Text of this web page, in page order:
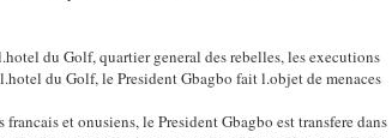
du Golf, quartier general des rebelles, les executions
du Golf, le President Gbagbo fait l.objet de menaces
et onusiens, le President Gbagbo est transfere dans